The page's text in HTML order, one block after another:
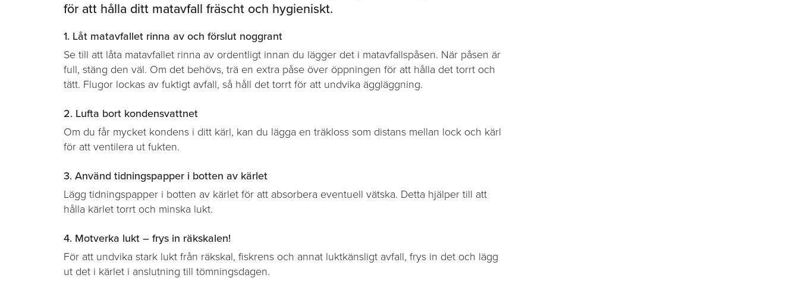
för att hålla ditt matavfall fräscht och hygieniskt.
1. Låt matavfallet rinna av och förslut noggrant
Se till att låta matavfallet rinna av ordentligt innan du lägger det i matavfallspåsen. När påsen är
full, stäng den väl. Om det behövs, trä en extra påse över öppningen för att hålla det torrt och
tätt. Flugor lockas av fuktigt avfall, så håll det torrt för att undvika äggläggning.
2. Lufta bort kondensvattnet
Om du får mycket kondens i ditt kärl, kan du lägga en träkloss som distans mellan lock och kärl
för att ventilera ut fukten.
3. Använd tidningspapper i botten av kärlet
Lägg tidningspapper i botten av kärlet för att absorbera eventuell vätska. Detta hjälper till att
hålla kärlet torrt och minska lukt.
4. Motverka lukt – frys in räkskalen!
För att undvika stark lukt från räkskal, fiskrens och annat luktkänsligt avfall, frys in det och lägg
ut det i kärlet i anslutning till tömningsdagen.